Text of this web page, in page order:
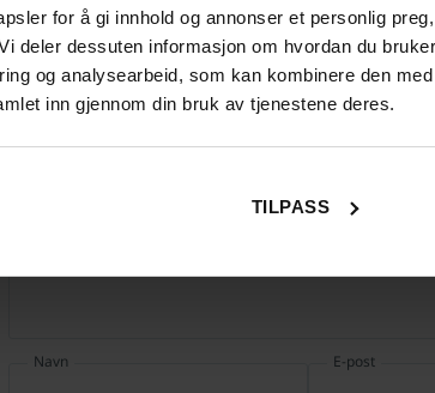
for å gi innhold og annonser et personlig
deler dessuten informasjon om hvordan du
og analysearbeid, som kan kombinere den
inn gjennom din bruk av tjenestene deres.
TILPASS
Vurdering*
0/5
Navn E-post